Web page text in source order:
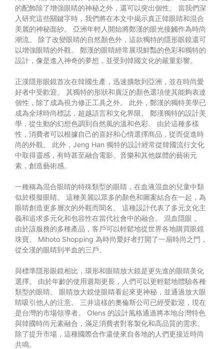
的配飾除了增強眼睛的神秘之外，還可以突出個性。 當我們深
入研究這些關鍵字時，我們將在本文中揭示真正韓眼睛和混合
美麗的神秘面紗。 亞洲年輕人開始將鄭漢的眼光接觸作為時尚
潮流。 除了改變眼睛的自然顏色外，這款獨特的隱形眼鏡還可
以增強眼睛的外觀。 鄭漢的眼睛經常展現鮮豔的色彩和獨特的
設計，像是進入神奇的夢想，並受到韓國文化的嚴重影響。
正漢隱形眼鏡首次在韓國生產，迅速擴散到亞洲，並在時尚愛
好者中受歡迎。 其獨特的形狀和廣泛的顏色選項使其能夠表達
個性，除了成為視力修正工具之外。 此外，鄭漢的獨特美學已
成為全球時尚標誌，超越語言和文化界限。 鄭漢獨特的設計美
學，從生動的幻想色調到自然風的溫和色彩。 由於這種多樣
性，消費者可以根據自己的喜好和心情選擇商品，從而促進時
尚的外觀。 此外，Jeng Han 獨特的設計經常從韓國流行文化
中取得靈感，有時甚至融合電影、音樂和其他媒體的藝術元
素，創造藝術感。
一種稱為混合眼睛的特殊類型的眼睛，在血液混血的兒童中類
似於模擬眼睛。 這種美麗以眾多的顏色和圖案結合在一起，為
眼睛創造更多層次的外觀而聞名。 這種設計代表了多元文化主
義和追求多元化和包容性在當代社會中的融合。 混血隱眼 。
由於該服務的多種產品，客戶可以輕鬆地從世界各地購買眼鏡
珠寶。 Mihoto Shopping 為時尚愛好者打開了一扇時尚之門，
從全漢的眼睛到半血的三戶。
與標準隱形眼鏡相比，環形和眼睛放大鏡是更先進的眼睛美化
選擇。 由於年齡的使用週期更長，人們可以更輕鬆地體驗各種
類型的眼睛。 眼睛放大鏡使眼睛看起來更神秘，並通過放大眼
睛吸引他人的注意。 三井這樣的奧倫斯公司已經受歡迎，現在
是台灣的市場領導者。 Olens 的設計風格通過將本地台灣特色
與韓國時尚元素融合，滿足消費者對客製化和高品質的需求。
除了提升市場，這種國際合作還使來自各地的人們更接近時尚
共鳴。